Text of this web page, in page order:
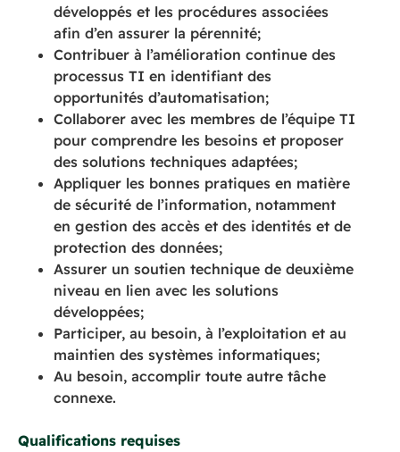
développés et les procédures associées
afin d’en assurer la pérennité;
Contribuer à l’amélioration continue des
processus TI en identifiant des
opportunités d’automatisation;
Collaborer avec les membres de l’équipe TI
pour comprendre les besoins et proposer
des solutions techniques adaptées;
Appliquer les bonnes pratiques en matière
de sécurité de l’information, notamment
en gestion des accès et des identités et de
protection des données;
Assurer un soutien technique de deuxième
niveau en lien avec les solutions
développées;
Participer, au besoin, à l’exploitation et au
maintien des systèmes informatiques;
Au besoin, accomplir toute autre tâche
connexe.
Qualifications requises